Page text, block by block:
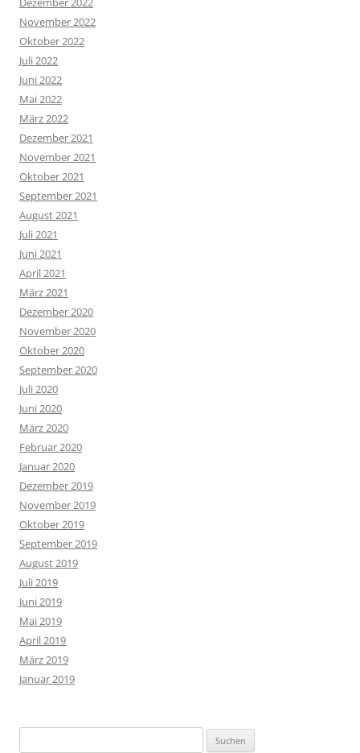
November 2022
Oktober 2022
Juli 2022
Juni 2022
Mai 2022
März 2022
Dezember 2021
November 2021
Oktober 2021
September 2021
August 2021
Juli 2021
Juni 2021
April 2021
März 2021
Dezember 2020
November 2020
Oktober 2020
September 2020
Juli 2020
Juni 2020
März 2020
Februar 2020
Januar 2020
Dezember 2019
November 2019
Oktober 2019
September 2019
August 2019
Juli 2019
Juni 2019
Mai 2019
April 2019
März 2019
Januar 2019